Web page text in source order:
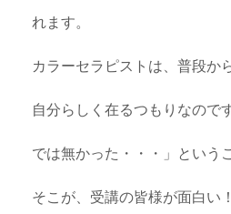
れます。
カラーセラピストは、普段か
自分らしく在るつもりなので
では無かった・・・」という
そこが、受講の皆様が面白い